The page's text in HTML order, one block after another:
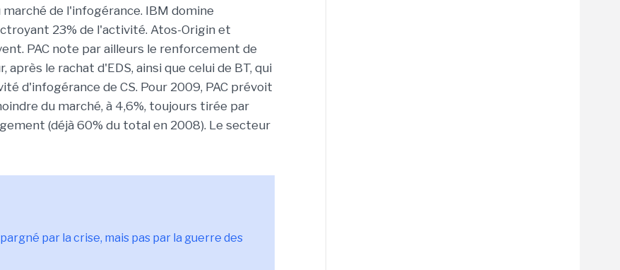
de l'infogérance. IBM domine
23% de l'activité. Atos-Origin et
PAC note par ailleurs le renforcement de
après le rachat d'EDS, ainsi que celui de BT, qui
d'infogérance de CS. Pour 2009, PAC prévoit
du marché, à 4,6%, toujours tirée par
(déjà 60% du total en 2008). Le secteur
par la crise, mais pas par la guerre des